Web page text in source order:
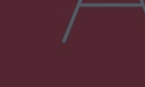
Więcej